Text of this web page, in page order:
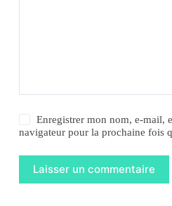
Enregistrer mon nom, e-mail,
navigateur pour la prochaine fois
Laisser un commentaire